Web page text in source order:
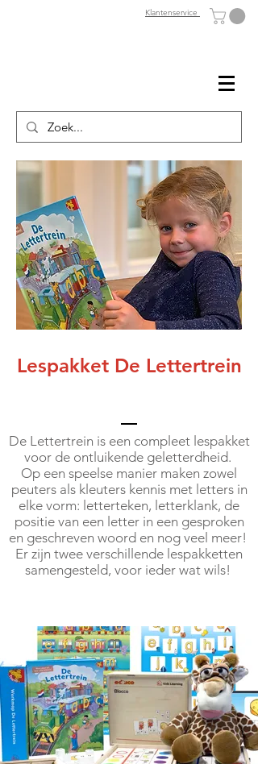
Klantenservice
Lespakket De Lettertrein
De Lettertrein is een compleet lespakket
voor de ontluikende geletterdheid.
Op een speelse manier maken zowel
peuters als kleuters kennis met letters in
elke vorm: letterteken, letterklank, de
positie van een letter in een gesproken
en geschreven woord en nog veel meer!
Er zijn twee verschillende lespakketten
samengesteld, voor ieder wat wils!